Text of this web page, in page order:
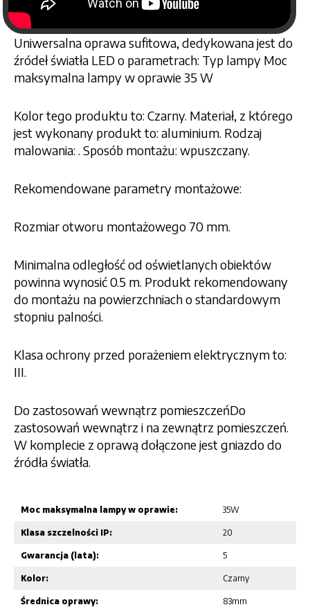
Uniwersalna oprawa sufitowa, dedykowana jest do
źródeł światła LED o parametrach: Typ lampy Moc
maksymalna lampy w oprawie 35 W
Kolor tego produktu to: Czarny. Materiał, z którego
jest wykonany produkt to: aluminium. Rodzaj
malowania: . Sposób montażu: wpuszczany.
Rekomendowane parametry montażowe:
Rozmiar otworu montażowego 70 mm.
Minimalna odległość od oświetlanych obiektów
powinna wynosić 0.5 m. Produkt rekomendowany
do montażu na powierzchniach o standardowym
stopniu palności.
Klasa ochrony przed porażeniem elektrycznym to:
III.
Do zastosowań wewnątrz pomieszczeńDo
zastosowań wewnątrz i na zewnątrz pomieszczeń.
W komplecie z oprawą dołączone jest gniazdo do
źródła światła.
Moc maksymalna lampy w oprawie: 35W
Klasa szczelności IP: 20
Gwarancja (lata): 5
Kolor: Czarny
Średnica oprawy: 83mm